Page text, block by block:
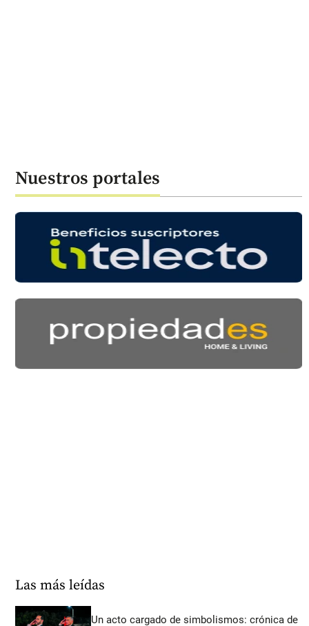
Nuestros portales
Las más leídas
Un acto cargado de simbolismos: crónica de